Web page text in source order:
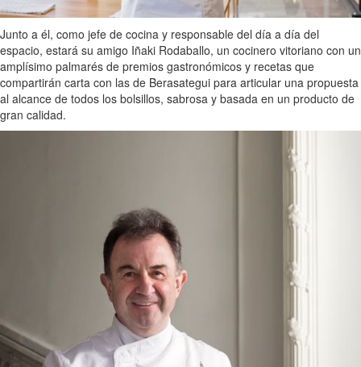
Junto a él, como jefe de cocina y responsable del día a día del
espacio, estará su amigo Iñaki Rodaballo, un cocinero vitoriano con un
amplísimo palmarés de premios gastronómicos y recetas que
compartirán carta con las de Berasategui para articular una propuesta
al alcance de todos los bolsillos, sabrosa y basada en un producto de
gran calidad.